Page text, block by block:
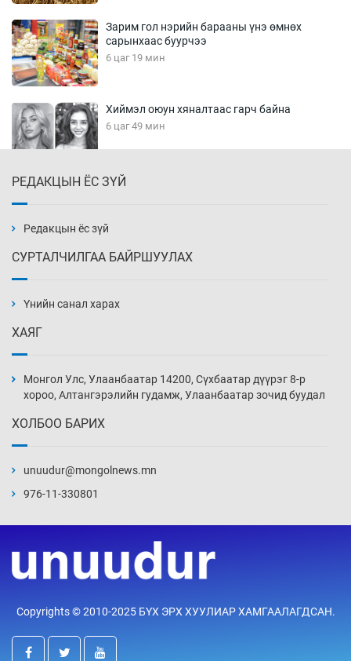
Зарим гол нэрийн барааны үнэ өмнөх
сарынхаас буурчээ
6 цаг 19 мин
Хиймэл оюун хяналтаас гарч байна
6 цаг 49 мин
7 цаг 19 мин
нэмэгджээ
7 цаг 49 мин
8 цаг 19 мин
8 цаг 49 мин
үйлчилж буй гэв
9 цаг 19 мин
РЕДАКЦЫН ЁС ЗҮЙ
Редакцын ёс зүй
СУРТАЛЧИЛГАА БАЙРШУУЛАХ
Үнийн санал харах
ХАЯГ
Монгол Улс, Улаанбаатар 14200, Сүхбаатар дүүрэг 8-р
хороо, Алтангэрэлийн гудамж, Улаанбаатар зочид буудал
ХОЛБОО БАРИХ
unuudur@mongolnews.mn
976-11-330801
Copyrights © 2010-2025 БҮХ ЭРХ ХУУЛИАР ХАМГААЛАГДСАН.